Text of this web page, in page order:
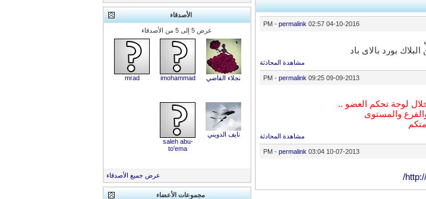
04-10-2016
02:57 PM
- permalink
بورد بالاي باد
مشاهدة المحادثة
09-09-2013
09:25 PM
- permalink
لوحة تحكم العضو ..
والمستوى
مشاهدة المحادثة
10-07-2013
03:04 PM
- permalink
الأصدقاء
عرض 5 إلى 5 من الأصدقاء
نجلاء القاضي imohammad
mrad
نايف الدويني
saleh abu-
to'ema
عرض جميع الأصدقاء
مجموعات الأعضاء